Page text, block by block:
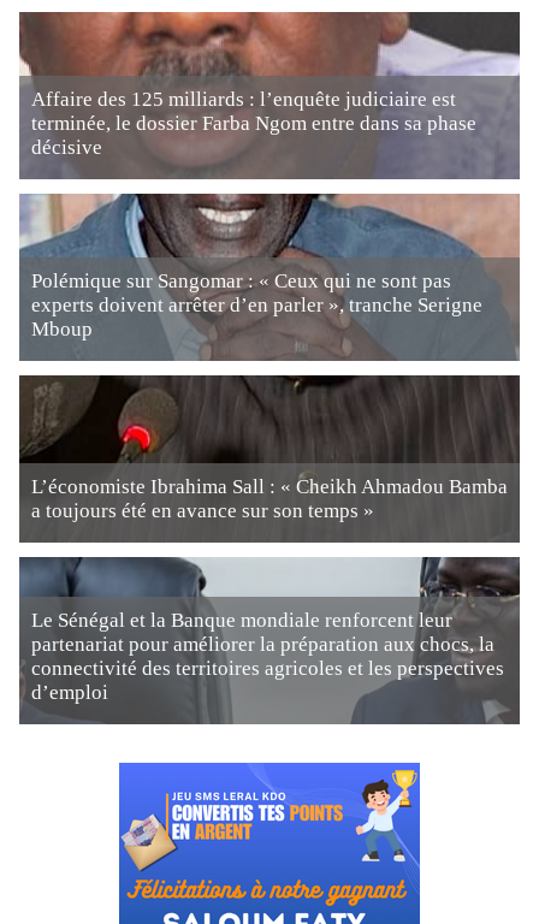
Affaire des 125 milliards : l’enquête judiciaire est
terminée, le dossier Farba Ngom entre dans sa phase
décisive
Polémique sur Sangomar : « Ceux qui ne sont pas
experts doivent arrêter d’en parler », tranche Serigne
Mboup
L’économiste Ibrahima Sall : « Cheikh Ahmadou Bamba
a toujours été en avance sur son temps »
Le Sénégal et la Banque mondiale renforcent leur
partenariat pour améliorer la préparation aux chocs, la
connectivité des territoires agricoles et les perspectives
d’emploi